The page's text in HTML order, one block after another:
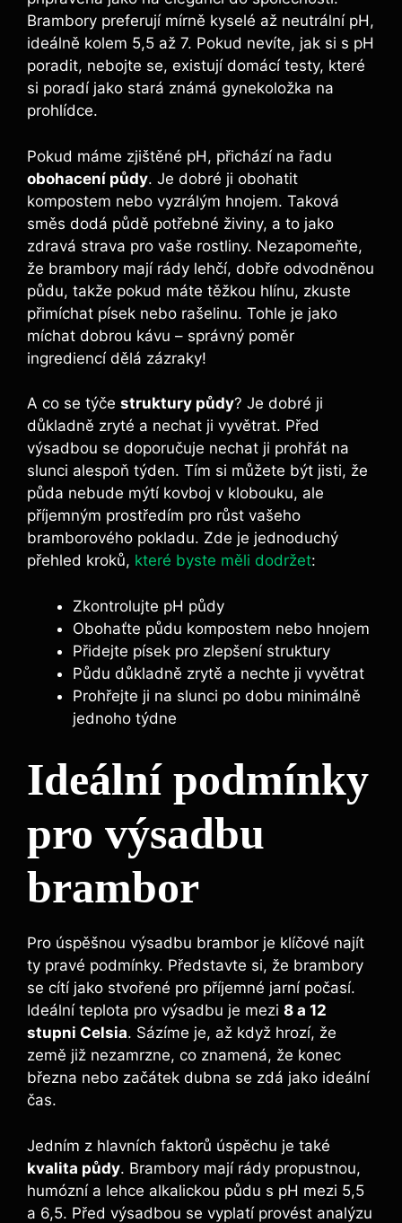
Brambory preferují mírně kyselé až neutrální pH,
ideálně kolem 5,5 až 7. Pokud nevíte, jak si s pH
poradit, nebojte se, existují domácí testy, které
si poradí jako stará známá gynekoložka na
prohlídce.
Pokud máme zjištěné pH, přichází na řadu
obohacení půdy. Je dobré ji obohatit
kompostem nebo vyzrálým hnojem. Taková
směs dodá půdě potřebné živiny, a to jako
zdravá strava pro vaše rostliny. Nezapomeňte,
že brambory mají rády lehčí, dobře odvodněnou
půdu, takže pokud máte těžkou hlínu, zkuste
přimíchat písek nebo rašelinu. Tohle je jako
míchat dobrou kávu – správný poměr
ingrediencí dělá zázraky!
A co se týče struktury půdy? Je dobré ji
důkladně zryté a nechat ji vyvětrat. Před
výsadbou se doporučuje nechat ji prohřát na
slunci alespoň týden. Tím si můžete být jisti, že
půda nebude mýtí kovboj v klobouku, ale
příjemným prostředím pro růst vašeho
bramborového pokladu. Zde je jednoduchý
přehled kroků, které byste měli dodržet:
Zkontrolujte pH půdy
Obohaťte půdu kompostem nebo hnojem
Přidejte písek pro zlepšení struktury
Půdu důkladně zrytě a nechte ji vyvětrat
Prohřejte ji na slunci po dobu minimálně
jednoho týdne
Ideální podmínky
pro výsadbu
brambor
Pro úspěšnou výsadbu brambor je klíčové najít
ty pravé podmínky. Představte si, že brambory
se cítí jako stvořené pro příjemné jarní počasí.
Ideální teplota pro výsadbu je mezi 8 a 12
stupni Celsia. Sázíme je, až když hrozí, že
země již nezamrzne, co znamená, že konec
března nebo začátek dubna se zdá jako ideální
čas.
Jedním z hlavních faktorů úspěchu je také
kvalita půdy. Brambory mají rády propustnou,
humózní a lehce alkalickou půdu s pH mezi 5,5
a 6,5. Před výsadbou se vyplatí provést analýzu